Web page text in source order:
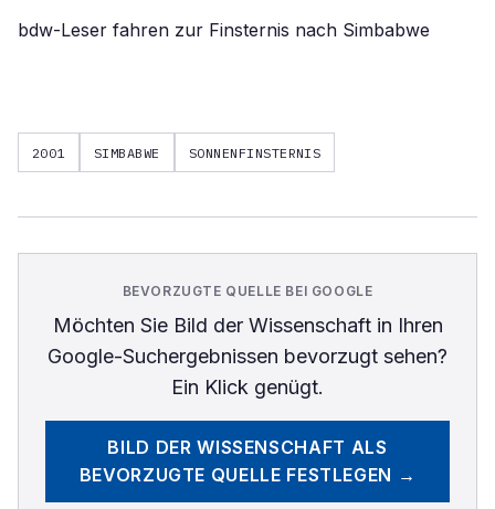
bdw-Leser fahren zur Finsternis nach Simbabwe
2001 SIMBABWE SONNENFINSTERNIS
BEVORZUGTE QUELLE BEI GOOGLE
Möchten Sie Bild der Wissenschaftin Ihren
Google-Suchergebnissen bevorzugt sehen?
Ein Klick genügt.
BILD DER WISSENSCHAFT ALS
BEVORZUGTE QUELLE FESTLEGEN →